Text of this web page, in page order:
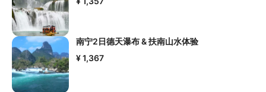
南宁2日德天瀑布 & 扶南山水体验
¥ 1,367